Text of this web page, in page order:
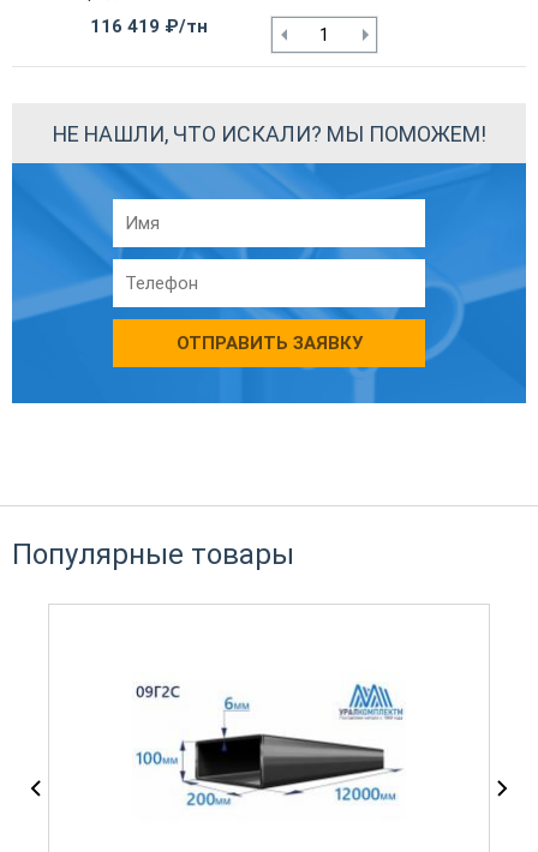
116 419 ₽/тн
НЕ НАШЛИ, ЧТО ИСКАЛИ? МЫ ПОМОЖЕМ!
ОТПРАВИТЬ ЗАЯВКУ
Популярные товары